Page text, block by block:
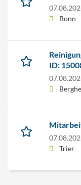
Bonn
ID:
Trier